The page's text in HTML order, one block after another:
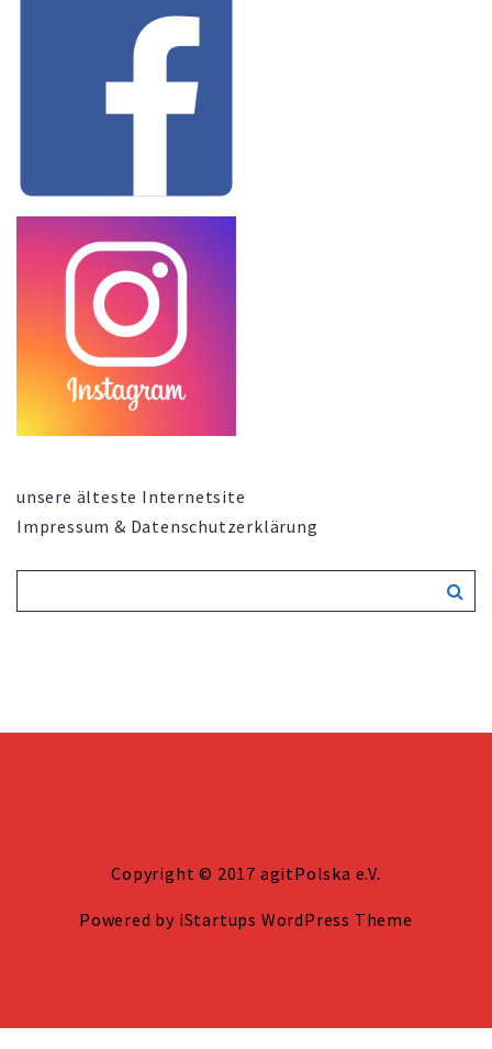
unsere älteste Internetsite
Impressum & Datenschutzerklärung
Copyright © 2017 agitPolska e.V.
Powered by iStartups WordPress Theme